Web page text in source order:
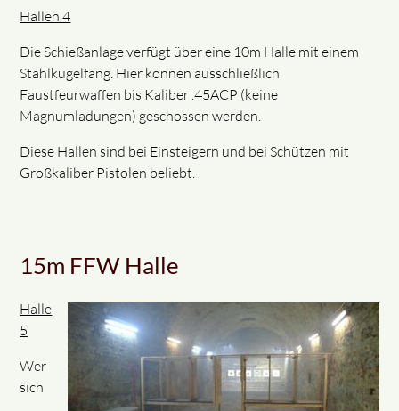
Hallen 4
Die Schießanlage verfügt über eine 10m Halle mit einem
Stahlkugelfang. Hier können ausschließlich
Faustfeurwaffen bis Kaliber .45ACP (keine
Magnumladungen) geschossen werden.
Diese Hallen sind bei Einsteigern und bei Schützen mit
Großkaliber Pistolen beliebt.
15m FFW Halle
Halle
5
Wer
sich